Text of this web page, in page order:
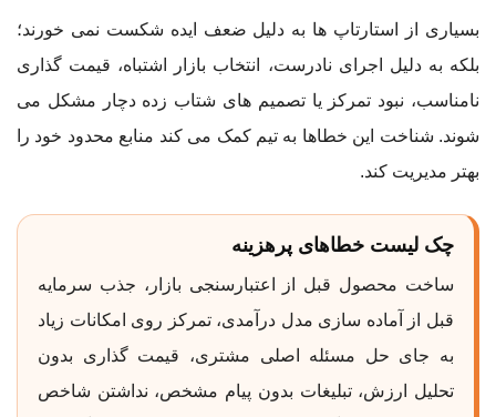
بسیاری از استارتاپ ها به دلیل ضعف ایده شکست نمی خورند؛
بلکه به دلیل اجرای نادرست، انتخاب بازار اشتباه، قیمت گذاری
نامناسب، نبود تمرکز یا تصمیم های شتاب زده دچار مشکل می
شوند. شناخت این خطاها به تیم کمک می کند منابع محدود خود را
بهتر مدیریت کند.
چک لیست خطاهای پرهزینه
ساخت محصول قبل از اعتبارسنجی بازار، جذب سرمایه
قبل از آماده سازی مدل درآمدی، تمرکز روی امکانات زیاد
به جای حل مسئله اصلی مشتری، قیمت گذاری بدون
تحلیل ارزش، تبلیغات بدون پیام مشخص، نداشتن شاخص